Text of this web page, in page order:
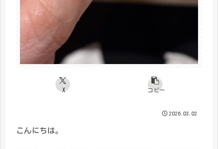
X コピー
2026.03.02
こんにちは。